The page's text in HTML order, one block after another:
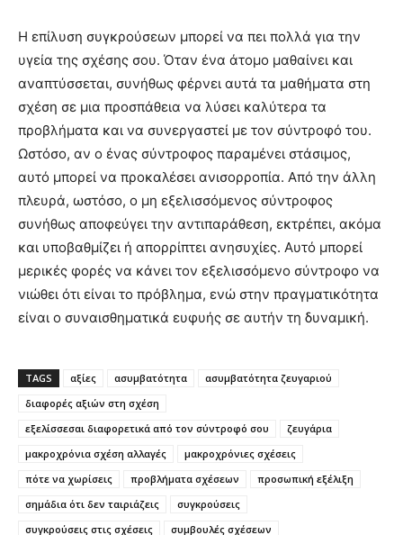
Η επίλυση συγκρούσεων μπορεί να πει πολλά για την
υγεία της σχέσης σου. Όταν ένα άτομο μαθαίνει και
αναπτύσσεται, συνήθως φέρνει αυτά τα μαθήματα στη
σχέση σε μια προσπάθεια να λύσει καλύτερα τα
προβλήματα και να συνεργαστεί με τον σύντροφό του.
Ωστόσο, αν ο ένας σύντροφος παραμένει στάσιμος,
αυτό μπορεί να προκαλέσει ανισορροπία. Από την άλλη
πλευρά, ωστόσο, ο μη εξελισσόμενος σύντροφος
συνήθως αποφεύγει την αντιπαράθεση, εκτρέπει, ακόμα
και υποβαθμίζει ή απορρίπτει ανησυχίες. Αυτό μπορεί
μερικές φορές να κάνει τον εξελισσόμενο σύντροφο να
νιώθει ότι είναι το πρόβλημα, ενώ στην πραγματικότητα
είναι ο συναισθηματικά ευφυής σε αυτήν τη δυναμική.
TAGS αξίες ασυμβατότητα
ασυμβατότητα ζευγαριού
διαφορές αξιών στη σχέση
εξελίσσεσαι διαφορετικά από τον σύντροφό σου
ζευγάρια
μακροχρόνια σχέση αλλαγές
μακροχρόνιες σχέσεις
πότε να χωρίσεις
προβλήματα σχέσεων
προσωπική εξέλιξη
σημάδια ότι δεν ταιριάζεις
συγκρούσεις
συγκρούσεις στις σχέσεις
συμβουλές σχέσεων